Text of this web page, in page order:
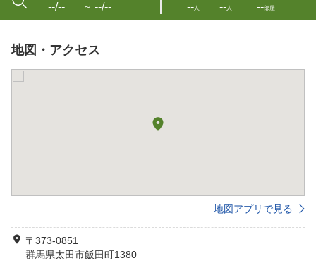
--/-- 〜 --/-- --人 --人 --部屋
地図・アクセス
地図アプリで見る
〒373-0851
群馬県太田市飯田町1380